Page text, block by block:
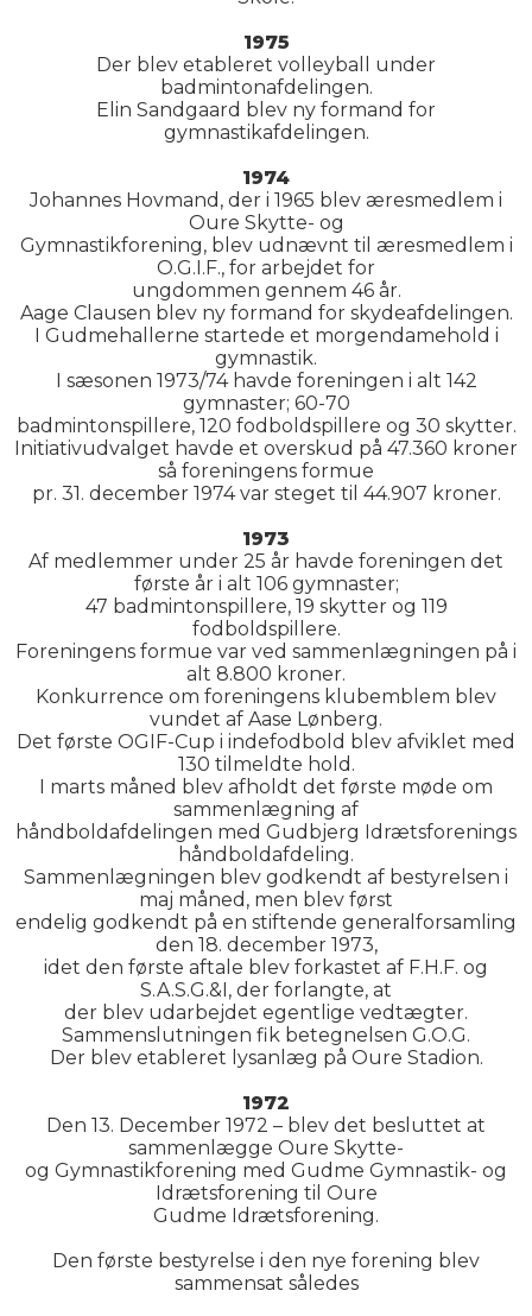
1975
Der blev etableret volleyball under
badmintonafdelingen.
Elin Sandgaard blev ny formand for
gymnastikafdelingen.
1974
Johannes Hovmand, der i 1965 blev æresmedlem i
Oure Skytte- og
Gymnastikforening, blev udnævnt til æresmedlem i
O.G.I.F., for arbejdet for
ungdommen gennem 46 år.
Aage Clausen blev ny formand for skydeafdelingen.
I Gudmehallerne startede et morgendamehold i
gymnastik.
I sæsonen 1973/74 havde foreningen i alt 142
gymnaster; 60-70
badmintonspillere, 120 fodboldspillere og 30 skytter.
Initiativudvalget havde et overskud på 47.360 kroner
så foreningens formue
pr. 31. december 1974 var steget til 44.907 kroner.
1973
Af medlemmer under 25 år havde foreningen det
første år i alt 106 gymnaster;
47 badmintonspillere, 19 skytter og 119
fodboldspillere.
Foreningens formue var ved sammenlægningen på i
alt 8.800 kroner.
Konkurrence om foreningens klubemblem blev
vundet af Aase Lønberg.
Det første OGIF-Cup i indefodbold blev afviklet med
130 tilmeldte hold.
I marts måned blev afholdt det første møde om
sammenlægning af
håndboldafdelingen med Gudbjerg Idrætsforenings
håndboldafdeling.
Sammenlægningen blev godkendt af bestyrelsen i
maj måned, men blev først
endelig godkendt på en stiftende generalforsamling
den 18. december 1973,
idet den første aftale blev forkastet af F.H.F. og
S.A.S.G.&I, der forlangte, at
der blev udarbejdet egentlige vedtægter.
Sammenslutningen fik betegnelsen G.O.G.
Der blev etableret lysanlæg på Oure Stadion.
1972
Den 13. December 1972 – blev det besluttet at
sammenlægge Oure Skytte-
og Gymnastikforening med Gudme Gymnastik- og
Idrætsforening til Oure
Gudme Idrætsforening.
Den første bestyrelse i den nye forening blev
sammensat således